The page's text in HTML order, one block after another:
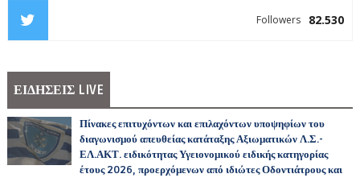
82.530
Followers
ΕΙΔΗΣΕΙΣ LIVE
Πίνακες επιτυχόντων και επιλαχόντων υποψηφίων του
διαγωνισμού απευθείας κατάταξης Αξιωματικών Λ.Σ.-
ΕΛ.ΑΚΤ. ειδικότητας Υγειονομικού ειδικής κατηγορίας
έτους 2026, προερχόμενων από ιδιώτες Οδοντιάτρους και